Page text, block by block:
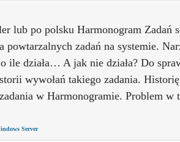
lub po polsku Harmonogram Zadań
powtarzalnych zadań na systemie.
ile działa… A jak nie działa? Do
wywołań takiego zadania.
w Harmonogramie. Problem
Server